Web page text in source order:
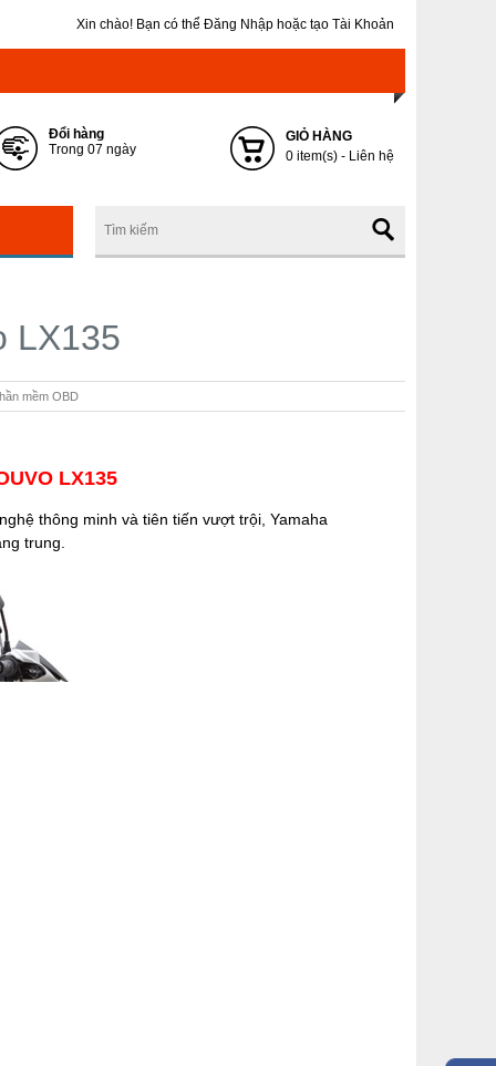
Xin chào! Bạn có thể Đăng Nhập hoặc tạo Tài Khoản
Đổi hàng
Trong 07 ngày
GIỎ HÀNG
0 item(s) - Liên hệ
LX135
mềm OBD
LX135
thông minh và tiên tiến vượt trội, Yamaha
trung.